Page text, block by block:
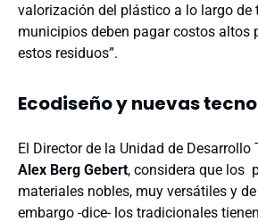
valorización del plástico a lo largo de
municipios deben pagar costos altos
estos residuos”.
Ecodiseño y nuevas
El Director de la Unidad de Desarrollo
Alex Berg Gebert, considera que los
materiales nobles, muy versátiles y
embargo -dice- los tradicionales